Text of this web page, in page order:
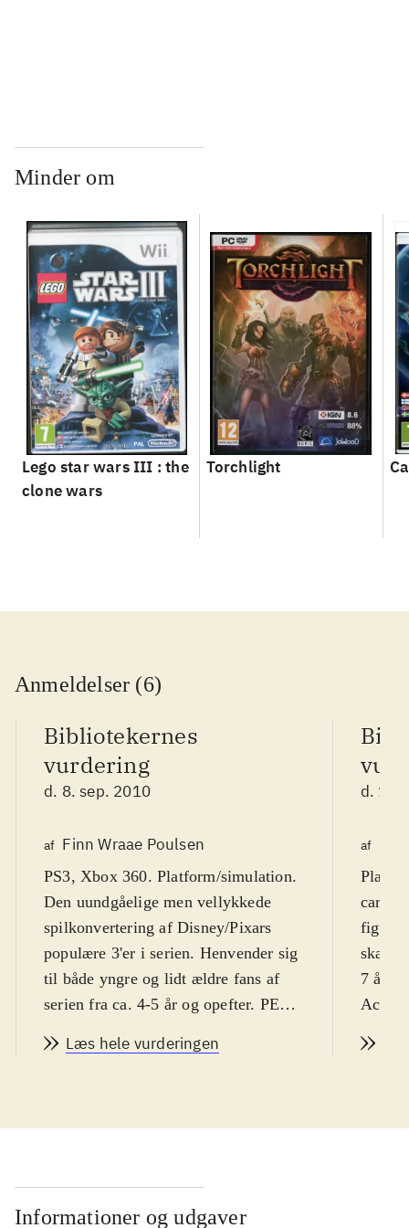
Minder om
Lego star wars III : the
clone wars
Torchlight
Anmeldelser (6)
Bibliotekernes
vurdering
d. 8. sep. 2010
af Finn Wraae Poulsen
PS3, Xbox 360. Platform/simulation.
Den uundgåelige men vellykkede
spilkonvertering af Disney/Pixars
populære 3'er i serien. Henvender sig
til både yngre og lidt ældre fans af
serien fra ca. 4-5 år og opefter. PEGI
vold. Xbox 360-version er på
spilmodes. I Story mode befinder
platforms-mode, hvor spilleren kan
vælge at spille som Woody, Jessie
Læs hele vurderingen
d. 16.
af
7 år.
fx:
Informationer og udgaver